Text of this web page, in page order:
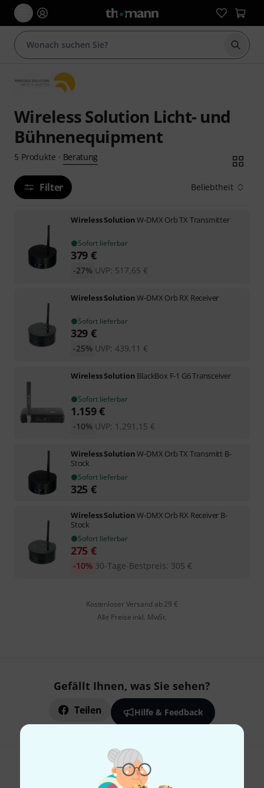
Suche
Wireless Solution Licht- und
Bühnenequipment
5 Produkte · Beratung
Filter Beliebtheit
Wireless SolutionW-DMX Orb TX Transmitter
Sofort lieferbar
379 €
UVP: 517,65 €
-27%
Wireless SolutionW-DMX Orb RX Receiver
Sofort lieferbar
329 €
UVP: 439,11 €
-25%
Wireless Solution BlackBox F-1 G6 Transceiver
Sofort lieferbar
1.159€
UVP: 1.291,15 €
-10%
Wireless SolutionW-DMX Orb TX Transmitt B-
Stock
Sofort lieferbar
325 €
Wireless SolutionW-DMX Orb RX Receiver B-
Stock
Sofort lieferbar
275 €
30-Tage-Bestpreis: 305 €
-10%
Kostenloser Versand ab 29 €
Alle Preise inkl. MwSt.
Gefällt Ihnen, was Sie sehen?
Teilen Hilfe & Feedback